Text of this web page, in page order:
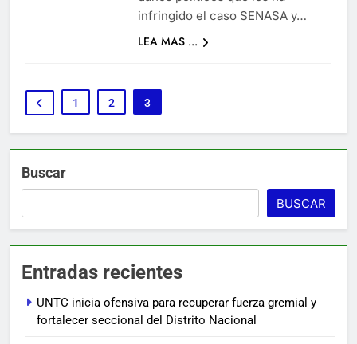
infringido el caso SENASA y…
LEA MAS ...
1 2 3
Buscar
BUSCAR
Entradas recientes
UNTC inicia ofensiva para recuperar fuerza gremial y
fortalecer seccional del Distrito Nacional